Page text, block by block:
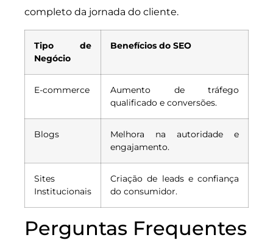
completo da jornada do cliente.
Tipo de
Negócio
Benefícios do SEO
E-commerce
Aumento de tráfego
qualificado e conversões.
Blogs
Melhora na autoridade e
engajamento.
Sites
Institucionais
Criação de leads e confiança
do consumidor.
Perguntas Frequentes